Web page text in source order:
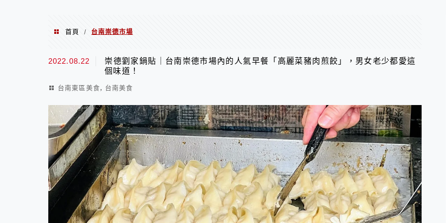
首頁 / 台南崇德市場
台南崇德市場
2022.08.22
崇德劉家鍋貼｜台南崇德市場內的人氣早餐「高麗菜豬肉煎餃」，男女老少都愛這
個味道！
台南東區美食, 台南美食